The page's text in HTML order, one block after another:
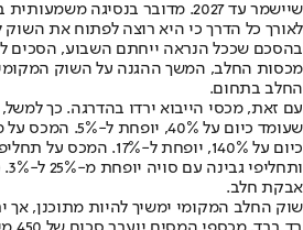
שיישמר עד 2027. מדובר בנסיגה
לאורך כל הדרך כי היא רוצה לפתוח את השוק
בהסכם שככל הנראה ייחתם השבוע, הסכים
מכסות החלב, המשך ההגנה על השוק
החלב בתחום.
עם זאת, מכסי הייבוא ירדו בהדרגה. כך
שעומד כיום על
כיום על 140%, יופחת ל-
אבקת חלב.
שוק החלב המקומי ימשיך להיות מתוכנן,